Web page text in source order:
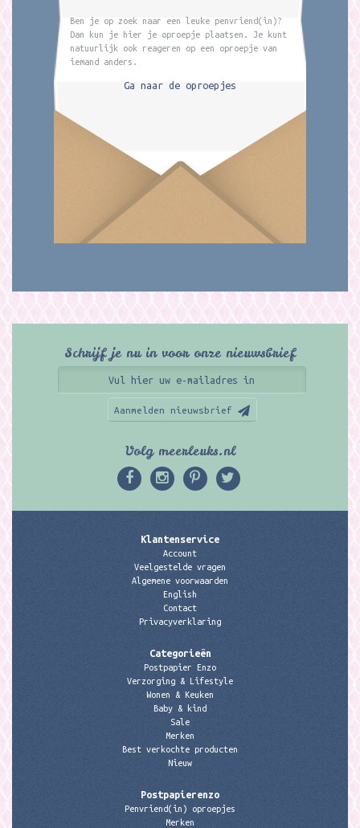
Ben je op zoek naar een leuke penvriend(in)?
Dan kun je hier je oproepje plaatsen. Je kunt
natuurlijk ook reageren op een oproepje van
iemand anders.
Ga naar de oproepjes
Schrijf je nu in voor onze nieuwsbrief
Aanmelden nieuwsbrief
Volg meerleuks.nl
Klantenservice
Account
Veelgestelde vragen
Algemene voorwaarden
English
Contact
Privacyverklaring
Categorieën
Postpapier Enzo
Verzorging & Lifestyle
Wonen & Keuken
Baby & kind
Sale
Merken
Best verkochte producten
Nieuw
Postpapierenzo
Penvriend(in) oproepjes
Merken